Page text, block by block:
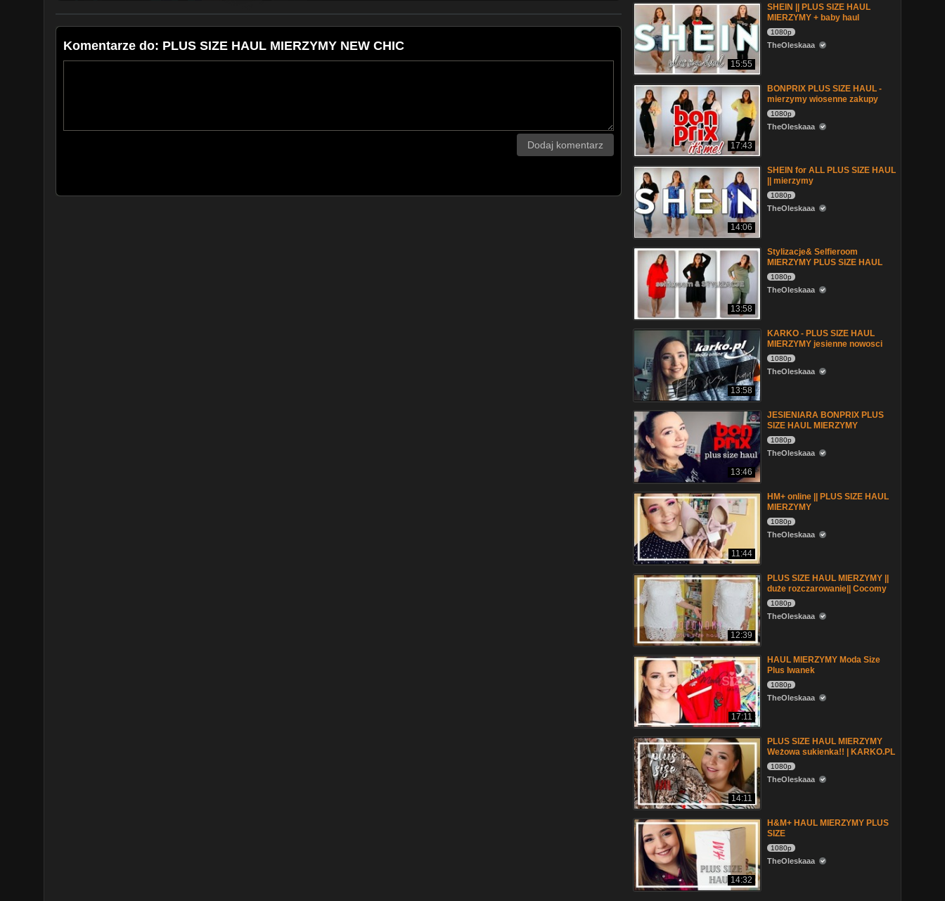
- moją szczerą opinię
Komentarze do: PLUS SIZE HAUL MIERZYMY NEW CHIC
Dodaj komentarz
15:55
SHEIN || PLUS SIZE HAUL
MIERZYMY + baby haul
1080p
TheOleskaaa
17:43
BONPRIX PLUS SIZE HAUL -
mierzymy wiosenne zakupy
1080p
TheOleskaaa
14:06
SHEIN for ALL PLUS SIZE HAUL
|| mierzymy
1080p
TheOleskaaa
13:58
Stylizacje& Selfieroom
MIERZYMY PLUS SIZE HAUL
1080p
TheOleskaaa
13:58
KARKO - PLUS SIZE HAUL
MIERZYMY jesienne nowosci
1080p
TheOleskaaa
13:46
JESIENIARA BONPRIX PLUS
SIZE HAUL MIERZYMY
1080p
TheOleskaaa
11:44
HM+ online || PLUS SIZE HAUL
MIERZYMY
1080p
TheOleskaaa
12:39
PLUS SIZE HAUL MIERZYMY ||
duże rozczarowanie|| Cocomy
1080p
TheOleskaaa
17:11
HAUL MIERZYMY Moda Size
Plus Iwanek
1080p
TheOleskaaa
14:11
PLUS SIZE HAUL MIERZYMY
Weżowa sukienka!! | KARKO.PL
1080p
TheOleskaaa
14:32
H&M+ HAUL MIERZYMY PLUS
SIZE
1080p
TheOleskaaa